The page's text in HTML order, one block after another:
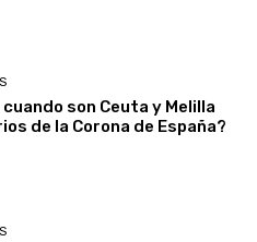
cuando son Ceuta y Melilla
de la Corona de España?